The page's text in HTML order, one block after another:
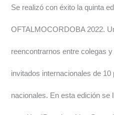
Se realizó con éxito la quinta
OFTALMOCORDOBA 2022.
reencontrarnos entre colegas
invitados internacionales de
nacionales. En esta edición se